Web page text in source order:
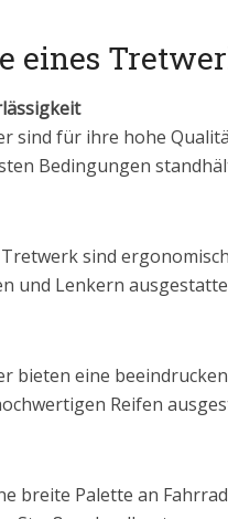
eines
sind für ihre hohe
Bedingungen
sind
und Lenkern
bieten eine
Reifen
breite Palette an